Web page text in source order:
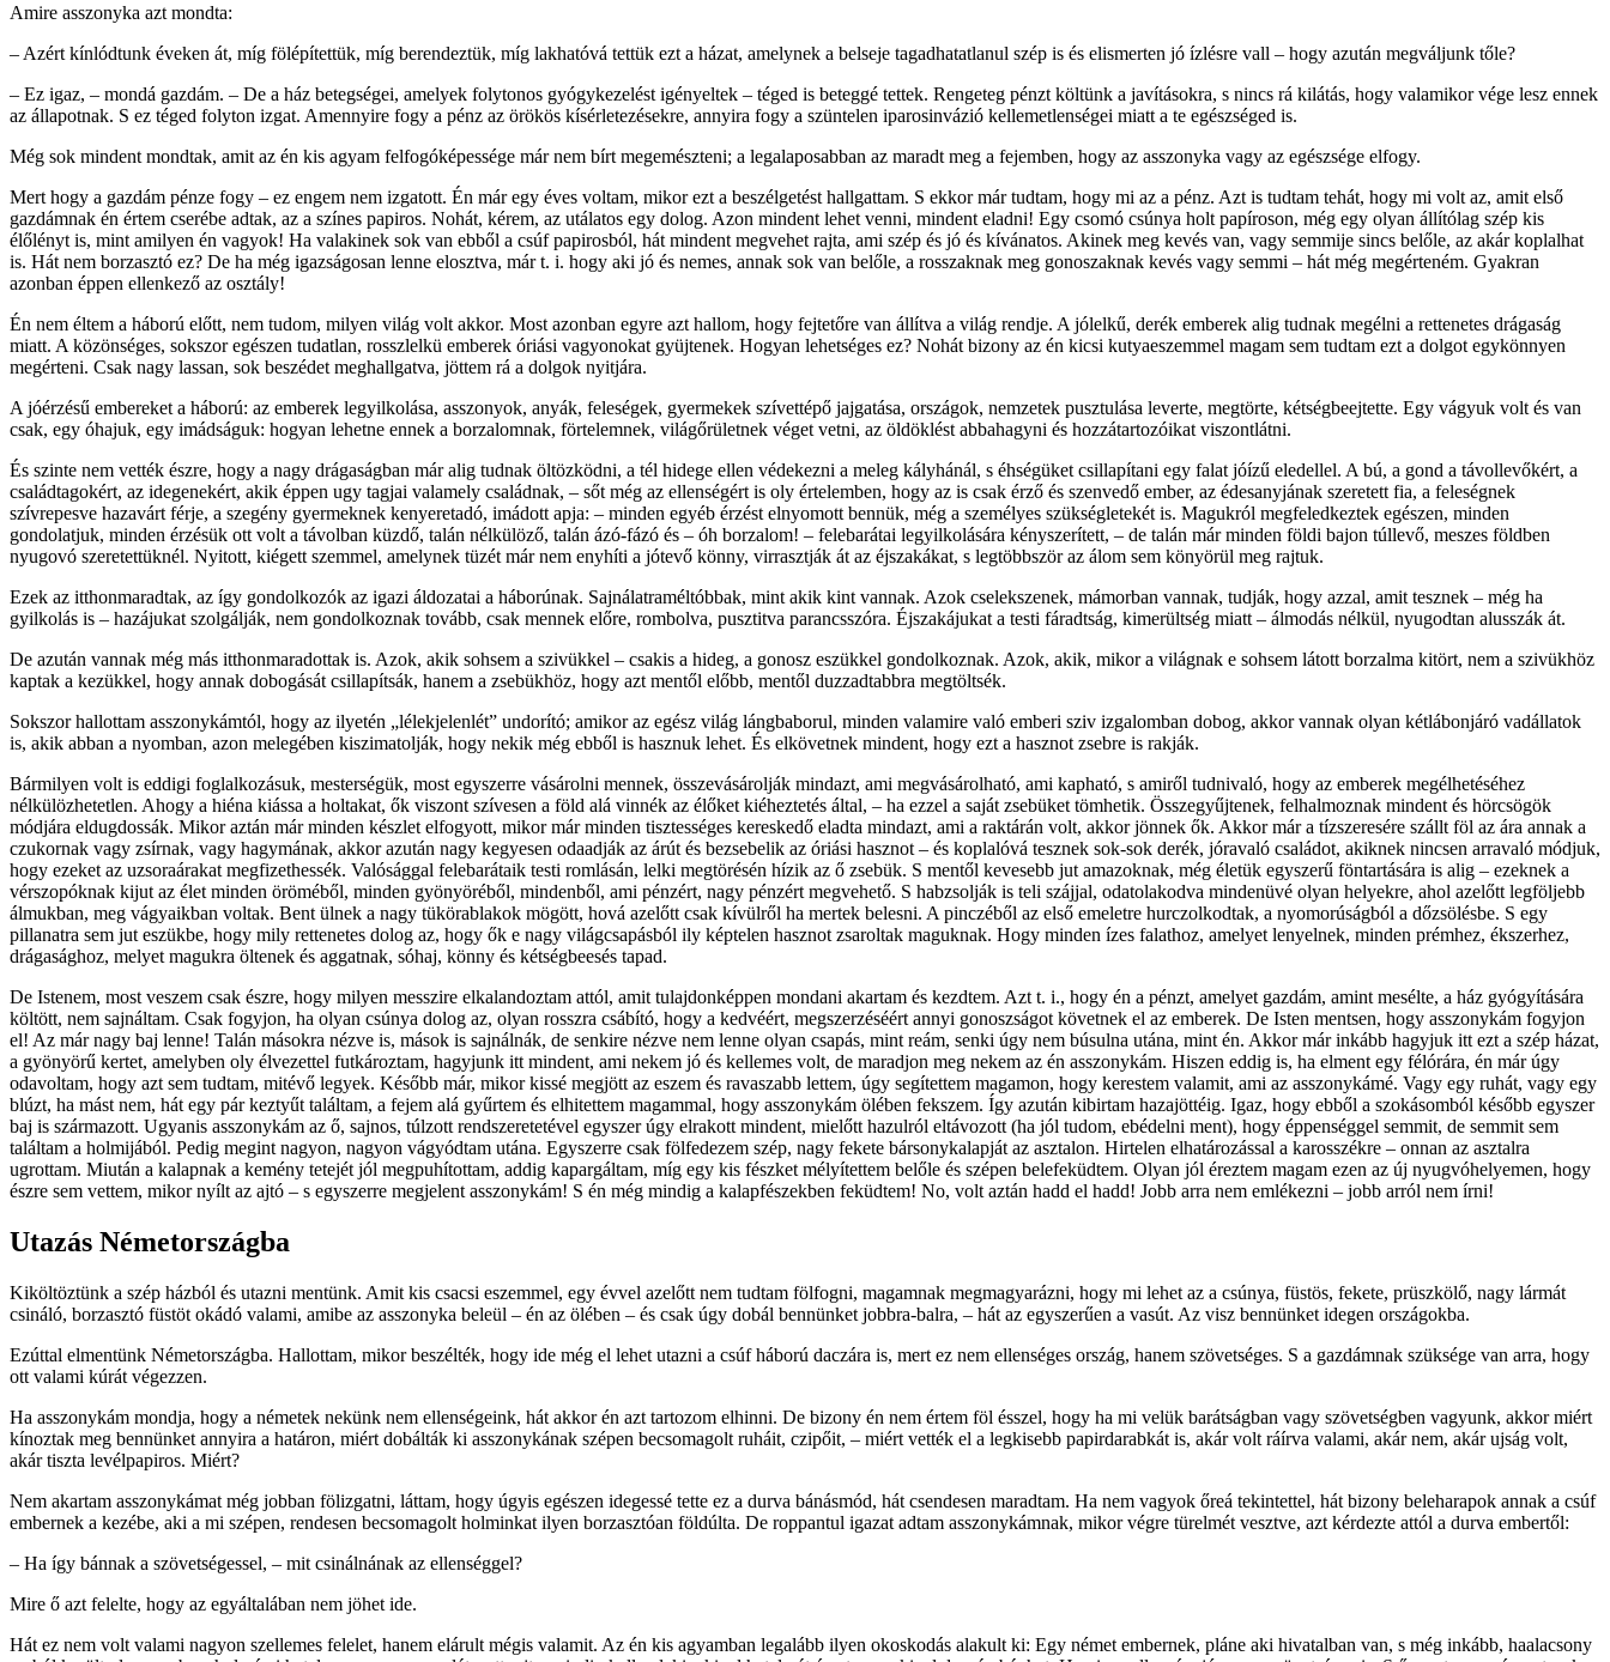
Amire asszonyka azt mondta:
– Azért kínlódtunk éveken át, míg fölépítettük, míg berendeztük, míg lakhatóvá tettük ezt a házat, amelynek a belseje tagadhatatlanul szép is és elismerten jó ízlésre vall – hogy azután megváljunk tőle?
– Ez igaz, – mondá gazdám. – De a ház betegségei, amelyek folytonos gyógykezelést igényel­tek – téged is beteggé tettek. Rengeteg pénzt költünk a javításokra, s nincs rá kilátás, hogy valamikor vége lesz ennek
az állapotnak. S ez téged folyton izgat. Amennyire fogy a pénz az örökös kísérletezésekre, annyira fogy a szüntelen iparosinvázió kellemetlenségei miatt a te egészséged is.
Még sok mindent mondtak, amit az én kis agyam felfogóképessége már nem bírt megemész­teni; a legalaposabban az maradt meg a fejemben, hogy az asszonyka vagy az egészsége elfogy.
Mert hogy a gazdám pénze fogy – ez engem nem izgatott. Én már egy éves voltam, mikor ezt a beszélgetést hallgattam. S ekkor már tudtam, hogy mi az a pénz. Azt is tudtam tehát, hogy mi volt az, amit első
gazdámnak én értem cserébe adtak, az a színes papiros. Nohát, kérem, az utálatos egy dolog. Azon mindent lehet venni, mindent eladni! Egy csomó csúnya holt papíroson, még egy olyan állítólag szép kis
élőlényt is, mint amilyen én vagyok! Ha valakinek sok van ebből a csúf papirosból, hát mindent megvehet rajta, ami szép és jó és kívánatos. Akinek meg kevés van, vagy semmije sincs belőle, az akár koplalhat
is. Hát nem borzasztó ez? De ha még igazságosan lenne elosztva, már t. i. hogy aki jó és nemes, annak sok van belőle, a rosszaknak meg gonoszaknak kevés vagy semmi – hát még megérteném. Gyakran
azonban éppen ellenkező az osztály!
Én nem éltem a háború előtt, nem tudom, milyen világ volt akkor. Most azonban egyre azt hallom, hogy fejtetőre van állítva a világ rendje. A jólelkű, derék emberek alig tudnak meg­élni a rettenetes drágaság
miatt. A közönséges, sokszor egészen tudatlan, rosszlelkü emberek óriási vagyonokat gyüjtenek. Hogyan lehetséges ez? Nohát bizony az én kicsi kutyaeszemmel magam sem tudtam ezt a dolgot egykönnyen
megérteni. Csak nagy lassan, sok beszédet meghallgatva, jöttem rá a dolgok nyitjára.
A jóérzésű embereket a háború: az emberek legyilkolása, asszonyok, anyák, feleségek, gyer­me­kek szívettépő jajgatása, országok, nemzetek pusztulása leverte, megtörte, kétségbeejtette. Egy vágyuk volt és van
csak, egy óhajuk, egy imádságuk: hogyan lehetne ennek a borza­lom­nak, förtelemnek, világőrületnek véget vetni, az öldöklést abbahagyni és hozzátartozóikat viszontlátni.
És szinte nem vették észre, hogy a nagy drágaságban már alig tudnak öltözködni, a tél hidege ellen védekezni a meleg kályhánál, s éhségüket csillapítani egy falat jóízű eledellel. A bú, a gond a távollevőkért, a
családtagokért, az idegenekért, akik éppen ugy tagjai valamely család­nak, – sőt még az ellenségért is oly értelemben, hogy az is csak érző és szenvedő ember, az édesanyjának szeretett fia, a feleségnek
szívrepesve hazavárt férje, a szegény gyermeknek kenyeretadó, imádott apja: – minden egyéb érzést elnyomott bennük, még a személyes szük­ségletekét is. Magukról megfeledkeztek egészen, minden
gondolatjuk, minden érzésük ott volt a távolban küzdő, talán nélkülöző, talán ázó-fázó és – óh borzalom! – felebarátai legyil­ko­lására kényszerített, – de talán már minden földi bajon túllevő, meszes földben
nyugovó szeretettüknél. Nyitott, kiégett szemmel, amelynek tüzét már nem enyhíti a jótevő könny, virrasztják át az éjszakákat, s legtöbbször az álom sem könyörül meg rajtuk.
Ezek az itthonmaradtak, az így gondolkozók az igazi áldozatai a háborúnak. Sajnálatra­méltóbbak, mint akik kint vannak. Azok cselekszenek, mámorban vannak, tudják, hogy azzal, amit tesznek – még ha
gyilkolás is – hazájukat szolgálják, nem gondolkoznak tovább, csak mennek előre, rombolva, pusztitva parancsszóra. Éjszakájukat a testi fáradtság, kimerültség miatt – álmodás nélkül, nyugodtan alusszák át.
De azután vannak még más itthonmaradottak is. Azok, akik sohsem a szivükkel – csakis a hideg, a gonosz eszükkel gondolkoznak. Azok, akik, mikor a világnak e sohsem látott borzal­ma kitört, nem a szivükhöz
kaptak a kezükkel, hogy annak dobogását csillapítsák, hanem a zsebükhöz, hogy azt mentől előbb, mentől duzzadtabbra megtöltsék.
Sokszor hallottam asszonykámtól, hogy az ilyetén „lélekjelenlét” undorító; amikor az egész világ lángbaborul, minden valamire való emberi sziv izgalomban dobog, akkor vannak olyan kétlábonjáró vadállatok
is, akik abban a nyomban, azon melegében kiszimatolják, hogy nekik még ebből is hasznuk lehet. És elkövetnek mindent, hogy ezt a hasznot zsebre is rakják.
Bármilyen volt is eddigi foglalkozásuk, mesterségük, most egyszerre vásárolni mennek, össze­vásárolják mindazt, ami megvásárolható, ami kapható, s amiről tudnivaló, hogy az emberek megélhetéséhez
nélkülözhetetlen. Ahogy a hiéna kiássa a holtakat, ők viszont szívesen a föld alá vinnék az élőket kiéheztetés által, – ha ezzel a saját zsebüket tömhetik. Összegyűjtenek, felhalmoznak mindent és hörcsögök
módjára eldugdossák. Mikor aztán már minden készlet elfogyott, mikor már minden tisztességes kereskedő eladta mindazt, ami a raktárán volt, akkor jönnek ők. Akkor már a tízszeresére szállt föl az ára annak a
czukornak vagy zsírnak, vagy hagymának, akkor azután nagy kegyesen odaadják az árút és bezsebelik az óriási hasznot – és koplalóvá tesznek sok-sok derék, jóravaló családot, akiknek nincsen arravaló módjuk,
hogy ezeket az uzsoraárakat megfizethessék. Valósággal felebarátaik testi romlásán, lelki megtöré­sén hízik az ő zsebük. S mentől kevesebb jut amazoknak, még életük egyszerű föntartására is alig – ezeknek a
vérszopóknak kijut az élet minden öröméből, minden gyönyöréből, mindenből, ami pénzért, nagy pénzért megvehető. S habzsolják is teli szájjal, odatolakodva mindenüvé olyan helyekre, ahol azelőtt legföljebb
álmukban, meg vágyaikban voltak. Bent ülnek a nagy tükörablakok mögött, hová azelőtt csak kívülről ha mertek belesni. A pinczéből az első emeletre hurczolkodtak, a nyomorúságból a dőzsölésbe. S egy
pillanatra sem jut eszükbe, hogy mily rettenetes dolog az, hogy ők e nagy világcsapásból ily képtelen hasznot zsaroltak maguknak. Hogy minden ízes falathoz, amelyet lenyelnek, minden prémhez, ékszer­hez,
drágasághoz, melyet magukra öltenek és aggatnak, sóhaj, könny és kétségbeesés tapad.
De Istenem, most veszem csak észre, hogy milyen messzire elkalandoztam attól, amit tulaj­donképpen mondani akartam és kezdtem. Azt t. i., hogy én a pénzt, amelyet gazdám, amint mesélte, a ház gyógyítására
költött, nem sajnáltam. Csak fogyjon, ha olyan csúnya dolog az, olyan rosszra csábító, hogy a kedvéért, megszerzéséért annyi gonoszságot követnek el az emberek. De Isten mentsen, hogy asszonykám fogyjon
el! Az már nagy baj lenne! Talán másokra nézve is, mások is sajnálnák, de senkire nézve nem lenne olyan csapás, mint reám, senki úgy nem búsulna utána, mint én. Akkor már inkább hagyjuk itt ezt a szép házat,
a gyönyörű kertet, amelyben oly élvezettel futkároztam, hagyjunk itt mindent, ami nekem jó és kellemes volt, de maradjon meg nekem az én asszonykám. Hiszen eddig is, ha elment egy félórára, én már úgy
odavoltam, hogy azt sem tudtam, mitévő legyek. Később már, mikor kissé megjött az eszem és ravaszabb lettem, úgy segítettem magamon, hogy kerestem valamit, ami az asszonykámé. Vagy egy ruhát, vagy egy
blúzt, ha mást nem, hát egy pár keztyűt talál­tam, a fejem alá gyűrtem és elhitettem magammal, hogy asszonykám ölében fekszem. Így az­után kibirtam hazajöttéig. Igaz, hogy ebből a szokásomból később egyszer
baj is származott. Ugyanis asszonykám az ő, sajnos, túlzott rendszeretetével egyszer úgy elrakott mindent, mielőtt hazulról eltávozott (ha jól tudom, ebédelni ment), hogy éppenséggel semmit, de semmit sem
találtam a holmijából. Pedig megint nagyon, nagyon vágyódtam utána. Egyszerre csak fölfedezem szép, nagy fekete bársonykalapját az asztalon. Hirtelen elhatározással a karosszékre – onnan az asztalra
ugrottam. Miután a kalapnak a kemény tetejét jól megpuhí­tottam, addig kapargáltam, míg egy kis fészket mélyítettem belőle és szépen belefeküdtem. Olyan jól éreztem magam ezen az új nyugvóhelyemen, hogy
észre sem vettem, mikor nyílt az ajtó – s egyszerre megjelent asszonykám! S én még mindig a kalapfészekben feküdtem! No, volt aztán hadd el hadd! Jobb arra nem emlékezni – jobb arról nem írni!
Utazás Németországba
Kiköltöztünk a szép házból és utazni mentünk. Amit kis csacsi eszemmel, egy évvel azelőtt nem tudtam fölfogni, magamnak megmagyarázni, hogy mi lehet az a csúnya, füstös, fekete, prüszkölő, nagy lármát
csináló, borzasztó füstöt okádó valami, amibe az asszonyka beleül – én az ölében – és csak úgy dobál bennünket jobbra-balra, – hát az egyszerűen a vasút. Az visz bennünket idegen országokba.
Ezúttal elmentünk Németországba. Hallottam, mikor beszélték, hogy ide még el lehet utazni a csúf háború daczára is, mert ez nem ellenséges ország, hanem szövetséges. S a gazdámnak szüksége van arra, hogy
ott valami kúrát végezzen.
Ha asszonykám mondja, hogy a németek nekünk nem ellenségeink, hát akkor én azt tartozom elhinni. De bizony én nem értem föl ésszel, hogy ha mi velük barátságban vagy szövetségben vagyunk, akkor miért
kínoztak meg bennünket annyira a határon, miért dobálták ki asszony­kának szépen becsomagolt ruháit, czipőit, – miért vették el a legkisebb papirdarabkát is, akár volt ráírva valami, akár nem, akár ujság volt,
akár tiszta levélpapiros. Miért?
Nem akartam asszonykámat még jobban fölizgatni, láttam, hogy úgyis egészen idegessé tette ez a durva bánásmód, hát csendesen maradtam. Ha nem vagyok őreá tekintettel, hát bizony beleharapok annak a csúf
embernek a kezébe, aki a mi szépen, rendesen becsomagolt holmin­kat ilyen borzasztóan földúlta. De roppantul igazat adtam asszonykámnak, mikor végre türelmét vesztve, azt kérdezte attól a durva embertől:
– Ha így bánnak a szövetségessel, – mit csinálnának az ellenséggel?
Mire ő azt felelte, hogy az egyáltalában nem jöhet ide.
Hát ez nem volt valami nagyon szellemes felelet, hanem elárult mégis valamit. Az én kis agyamban legalább ilyen okoskodás alakult ki: Egy német embernek, pláne aki hivatalban van, s még inkább, haalacsony